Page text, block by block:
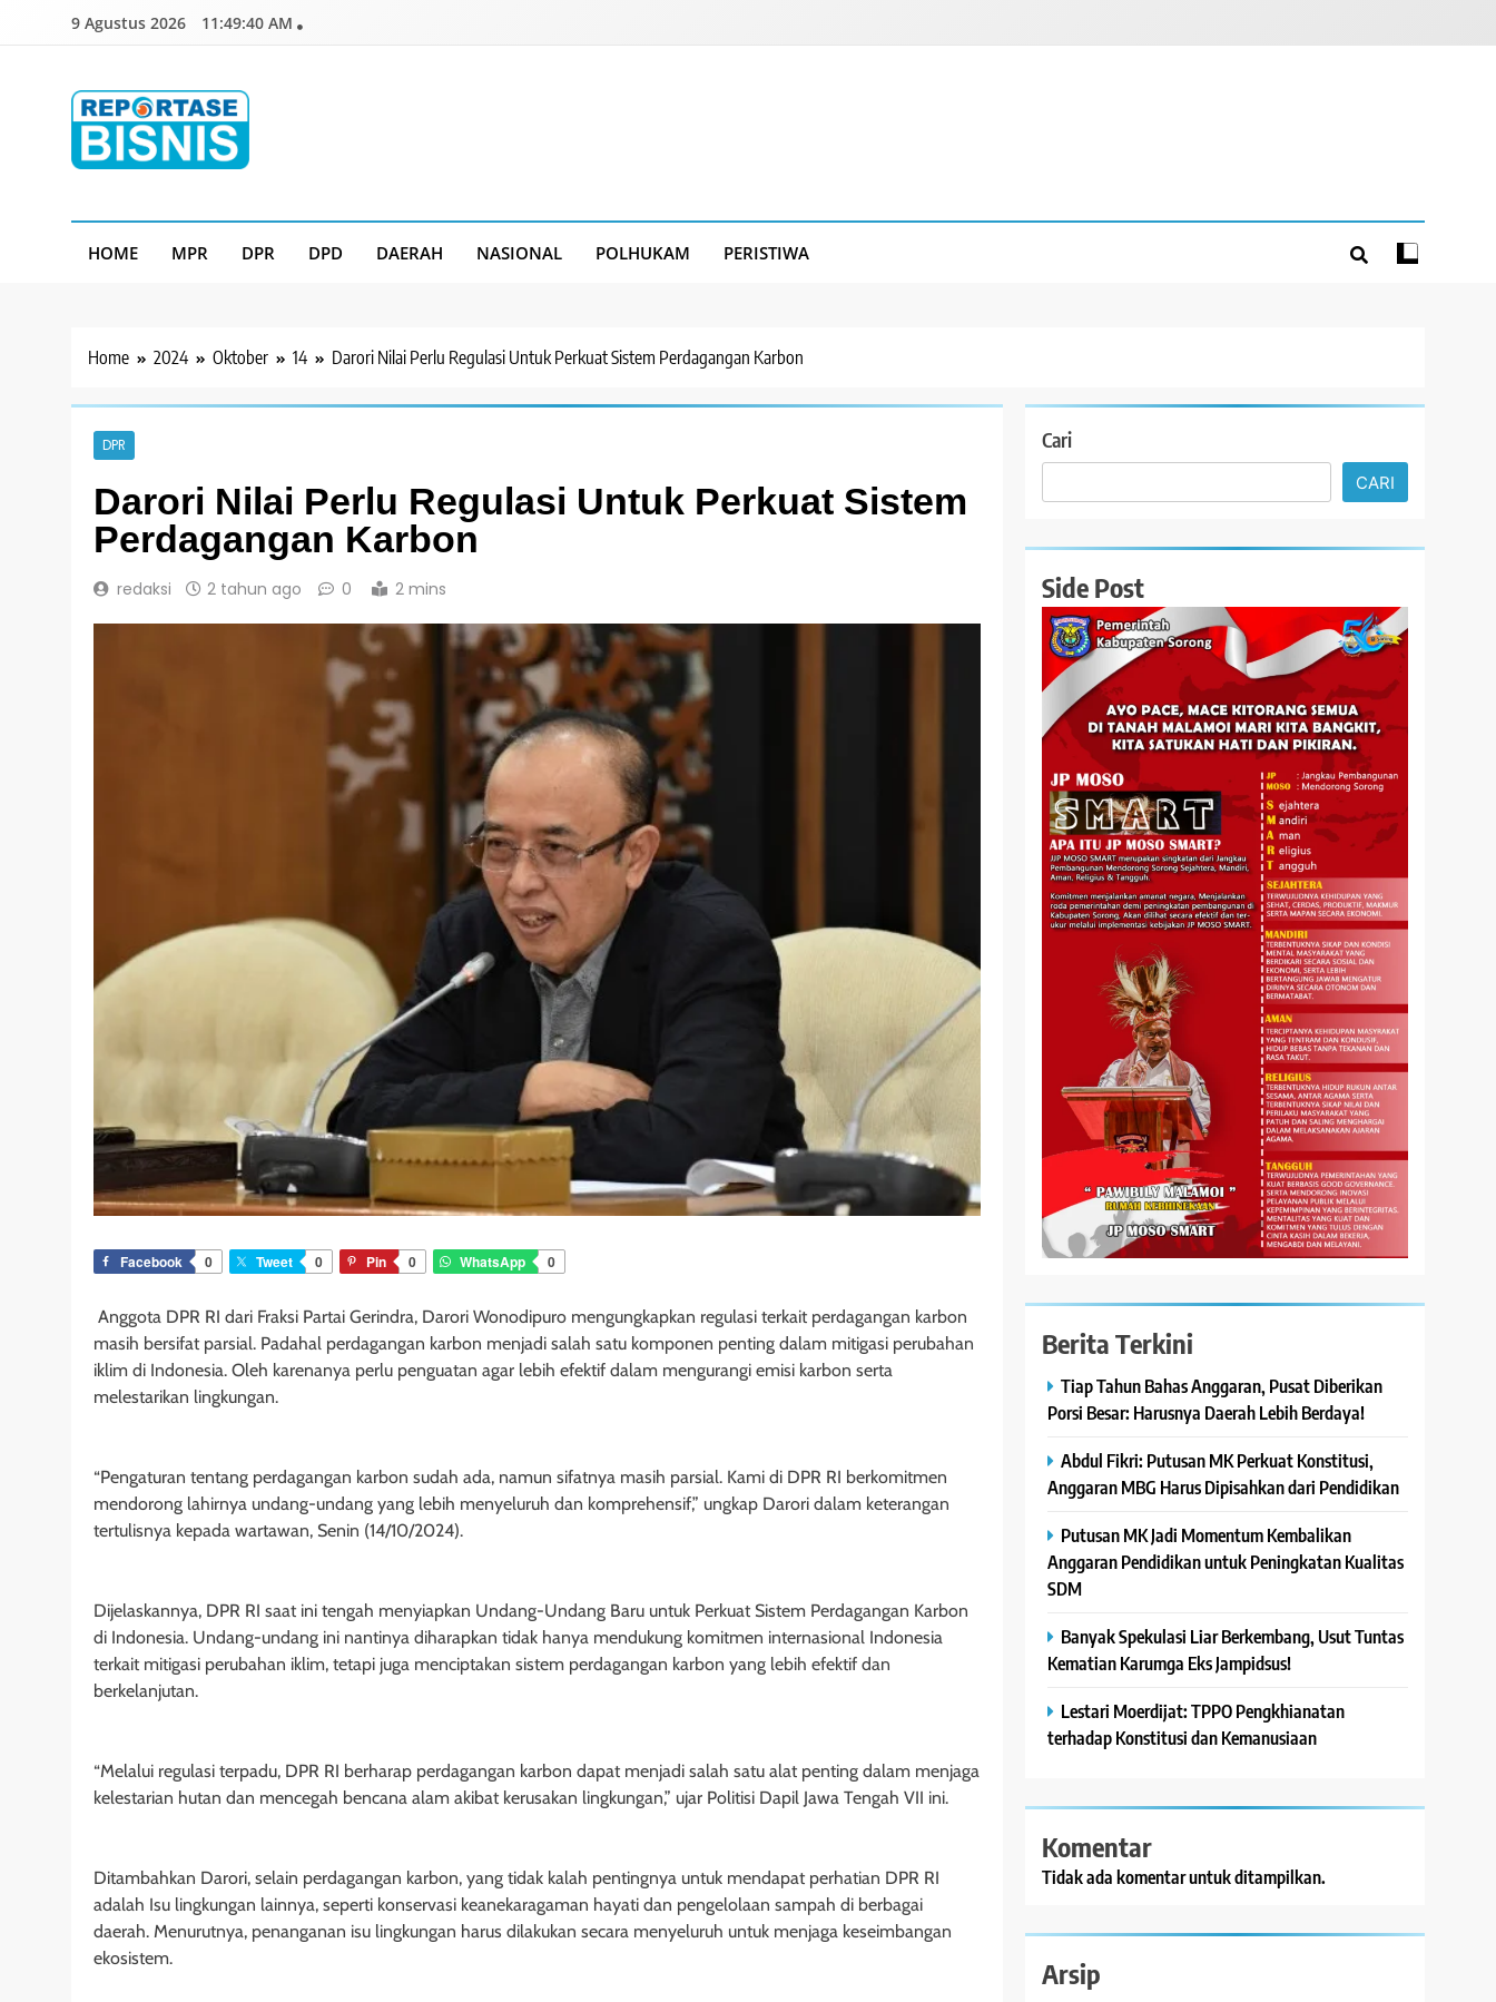
9 Agustus 2026 11:49:41 AM
HOME MPR DPR DPD DAERAH NASIONAL POLHUKAM PERISTIWA
Home 2024 Oktober 14 Darori Nilai Perlu Regulasi Untuk Perkuat Sistem Perdagangan Karbon
DPR
Darori Nilai Perlu Regulasi Untuk Perkuat Sistem
Perdagangan Karbon
redaksi 2 tahun ago 0 2 mins
Facebook 0 Tweet 0 Pin 0 WhatsApp 0
Anggota DPR RI dari Fraksi Partai Gerindra, Darori Wonodipuro mengungkapkan regulasi terkait perdagangan karbon
masih bersifat parsial. Padahal perdagangan karbon menjadi salah satu komponen penting dalam mitigasi perubahan
iklim di Indonesia. Oleh karenanya perlu penguatan agar lebih efektif dalam mengurangi emisi karbon serta
melestarikan lingkungan.
“Pengaturan tentang perdagangan karbon sudah ada, namun sifatnya masih parsial. Kami di DPR RI berkomitmen
mendorong lahirnya undang-undang yang lebih menyeluruh dan komprehensif,” ungkap Darori dalam keterangan
tertulisnya kepada wartawan, Senin (14/10/2024).
Dijelaskannya, DPR RI saat ini tengah menyiapkan Undang-Undang Baru untuk Perkuat Sistem Perdagangan Karbon
di Indonesia. Undang-undang ini nantinya diharapkan tidak hanya mendukung komitmen internasional Indonesia
terkait mitigasi perubahan iklim, tetapi juga menciptakan sistem perdagangan karbon yang lebih efektif dan
berkelanjutan.
“Melalui regulasi terpadu, DPR RI berharap perdagangan karbon dapat menjadi salah satu alat penting dalam menjaga
kelestarian hutan dan mencegah bencana alam akibat kerusakan lingkungan,” ujar Politisi Dapil Jawa Tengah VII ini.
Ditambahkan Darori, selain perdagangan karbon, yang tidak kalah pentingnya untuk mendapat perhatian DPR RI
adalah Isu lingkungan lainnya, seperti konservasi keanekaragaman hayati dan pengelolaan sampah di berbagai
daerah. Menurutnya, penanganan isu lingkungan harus dilakukan secara menyeluruh untuk menjaga keseimbangan
ekosistem.
Cari
CARI
Side Post
Berita Terkini
Tiap Tahun Bahas Anggaran, Pusat Diberikan
Porsi Besar: Harusnya Daerah Lebih Berdaya!
Abdul Fikri: Putusan MK Perkuat Konstitusi,
Anggaran MBG Harus Dipisahkan dari Pendidikan
Putusan MK Jadi Momentum Kembalikan
Anggaran Pendidikan untuk Peningkatan Kualitas
SDM
Banyak Spekulasi Liar Berkembang, Usut Tuntas
Kematian Karumga Eks Jampidsus!
Lestari Moerdijat: TPPO Pengkhianatan
terhadap Konstitusi dan Kemanusiaan
Komentar
Tidak ada komentar untuk ditampilkan.
Arsip